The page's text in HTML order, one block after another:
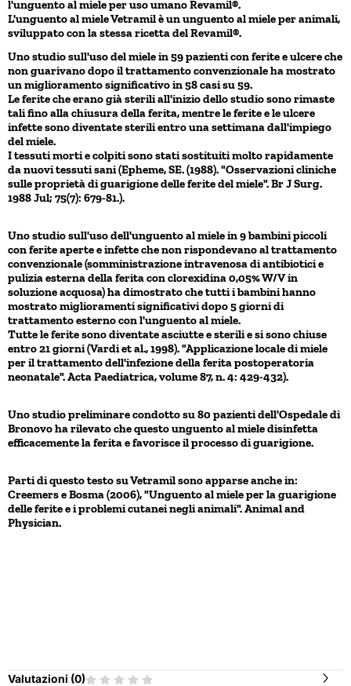
l'unguento al miele per uso umano Revamil®.
L'unguento al miele Vetramil è un unguento al miele per animali,
sviluppato con la stessa ricetta del Revamil®.
Uno studio sull'uso del miele in 59 pazienti con ferite e ulcere che
non guarivano dopo il trattamento convenzionale ha mostrato
un miglioramento significativo in 58 casi su 59.
Le ferite che erano già sterili all'inizio dello studio sono rimaste
tali fino alla chiusura della ferita, mentre le ferite e le ulcere
infette sono diventate sterili entro una settimana dall'impiego
del miele.
I tessuti morti e colpiti sono stati sostituiti molto rapidamente
da nuovi tessuti sani (Epheme, SE. (1988). "Osservazioni cliniche
sulle proprietà di guarigione delle ferite del miele". Br J Surg.
1988 Jul; 75(7): 679-81.).
Uno studio sull'uso dell'unguento al miele in 9 bambini piccoli
con ferite aperte e infette che non rispondevano al trattamento
convenzionale (somministrazione intravenosa di antibiotici e
pulizia esterna della ferita con clorexidina 0,05% W/V in
soluzione acquosa) ha dimostrato che tutti i bambini hanno
mostrato miglioramenti significativi dopo 5 giorni di
trattamento esterno con l'unguento al miele.
Tutte le ferite sono diventate asciutte e sterili e si sono chiuse
entro 21 giorni (Vardi et al., 1998). "Applicazione locale di miele
per il trattamento dell'infezione della ferita postoperatoria
neonatale". Acta Paediatrica, volume 87, n. 4: 429-432).
Uno studio preliminare condotto su 80 pazienti dell'Ospedale di
Bronovo ha rilevato che questo unguento al miele disinfetta
efficacemente la ferita e favorisce il processo di guarigione.
Parti di questo testo su Vetramil sono apparse anche in:
Creemers e Bosma (2006), "Unguento al miele per la guarigione
delle ferite e i problemi cutanei negli animali". Animal and
Physician.
Valutazioni (0)